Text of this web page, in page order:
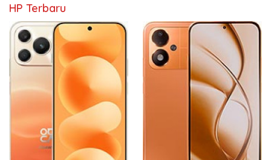
HP Terbaru